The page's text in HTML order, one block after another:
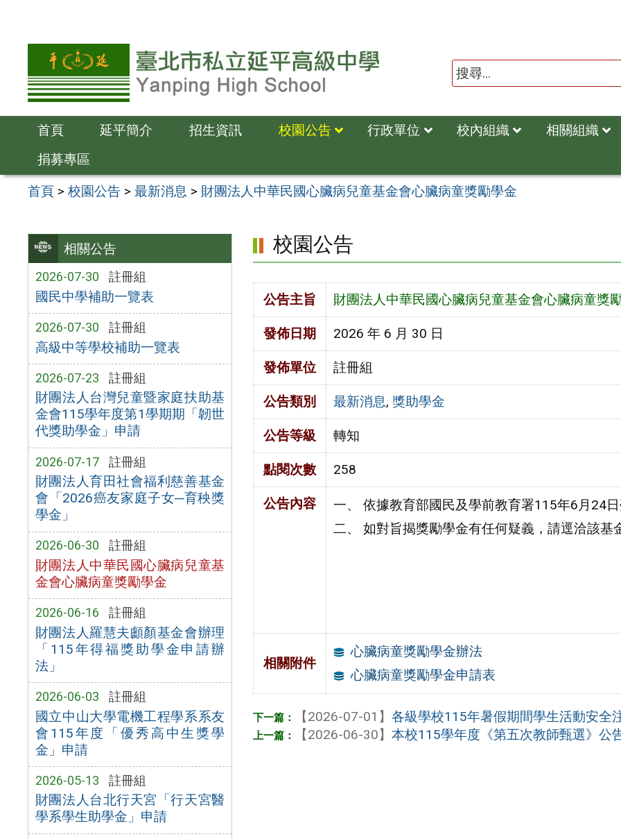
容
首頁 延平簡介 招生資訊 校園公告 行政單位 校內組織 相關組織
捐募專區
首頁 >校園公告 >最新消息 > 財團法人中華民國心臟病兒童基金會心臟病童獎勵學金
相關公告
2026-07-30 註冊組
國民中學補助一覽表
2026-07-30 註冊組
高級中等學校補助一覽表
2026-07-23 註冊組
財團法人台灣兒童暨家庭扶助基
金會115學年度第1學期期「韌世
代獎助學金」申請
2026-07-17 註冊組
財團法人育田社會福利慈善基金
會「2026癌友家庭子女─育秧獎
學金」
2026-06-30 註冊組
財團法人中華民國心臟病兒童基
金會心臟病童獎勵學金
2026-06-16 註冊組
財團法人羅慧夫顱顏基金會辦理
「115年得福獎助學金申請辦
法」
2026-06-03 註冊組
國立中山大學電機工程學系系友
會115年度「優秀高中生獎學
金」申請
2026-05-13 註冊組
財團法人台北行天宮「行天宮醫
學系學生助學金」申請
校園公告
公告主旨 財團法人中華民國心臟病兒童基金會心臟病童獎
發佈日期 2026 年 6 月 30 日
發佈單位 註冊組
公告類別 最新消息, 獎助學金
公告等級 轉知
點閱次數 258
公告內容
一、 依據教育部國民及學前教育署115年6月24
二、 如對旨揭獎勵學金有任何疑義，請逕洽該基
相關附件
心臟病童獎勵學金辦法
心臟病童獎勵學金申請表
【2026-07-01】各級學校115年暑假期間學生活動安全
【2026-06-30】本校115學年度《第五次教師甄選》公